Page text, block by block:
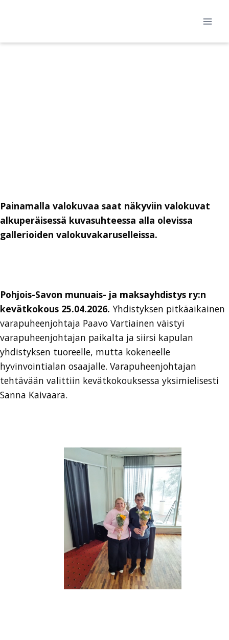
Painamalla valokuvaa saat näkyviin valokuvat
alkuperäisessä kuvasuhteessa alla olevissa
gallerioiden valokuvakaruselleissa.
Pohjois-Savon munuais- ja maksayhdistys ry:n
kevätkokous 25.04.2026. Yhdistyksen pitkäaikainen
varapuheenjohtaja Paavo Vartiainen väistyi
varapuheenjohtajan paikalta ja siirsi kapulan
yhdistyksen tuoreelle, mutta kokeneelle
hyvinvointialan osaajalle. Varapuheenjohtajan
tehtävään valittiin kevätkokouksessa yksimielisesti
Sanna Kaivaara.